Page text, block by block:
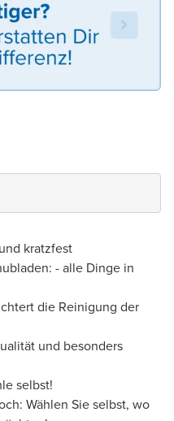
kratzfest
- alle Dinge in
die Reinigung der
und besonders
selbst!
Wählen Sie selbst, wo